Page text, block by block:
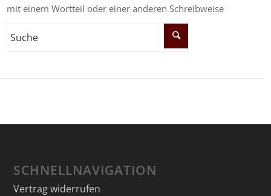
mit einem Wortteil oder einer anderen Schreibweise
SCHNELLNAVIGATION
Vertrag widerrufen